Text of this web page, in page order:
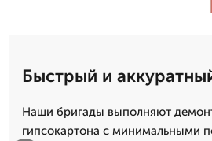
Быстрый и
Наши бригады выполняют
гипсокартона с минимальными